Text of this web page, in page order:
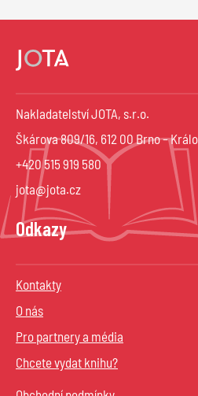
Nakladatelství JOTA, s.r.o.
Škárova 809/16, 612 00 Brno –
+420 515 919 580
jota@jota.cz
Odkazy
Kontakty
O nás
Pro partnery a média
Chcete vydat knihu?